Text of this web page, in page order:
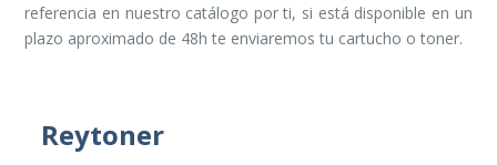
referencia en nuestro catálogo por ti, si está disponible en un
plazo aproximado de 48h te enviaremos tu cartucho o toner.
Reytoner